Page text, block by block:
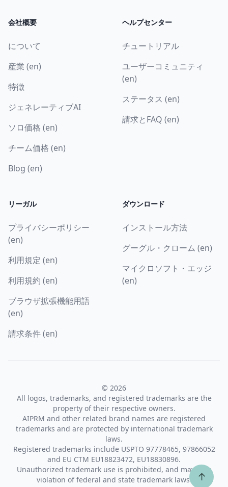
会社概要
について
産業 (en)
特徴
ジェネレーティブAI
ソロ価格 (en)
チーム価格 (en)
Blog (en)
ヘルプセンター
チュートリアル
ユーザーコミュニティ
(en)
ステータス (en)
請求とFAQ (en)
リーガル
プライバシーポリシー
(en)
利用規定 (en)
利用規約 (en)
ブラウザ拡張機能用語
(en)
請求条件 (en)
ダウンロード
インストール方法
グーグル・クローム (en)
マイクロソフト・エッジ
(en)
© 2026
All logos, trademarks, and registered trademarks are the
property of their respective owners.
AIPRM and other related brand names are registered
trademarks and are protected by international trademark
laws.
Registered trademarks include USPTO 97778465, 97866052
and EU CTM EU18823472, EU18830896.
Unauthorized trademark use is prohibited, and may be a
violation of federal and state trademark laws.
↑